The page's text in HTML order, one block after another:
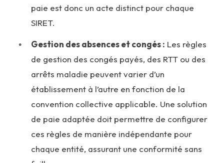
paie est donc un acte distinct pour chaque
SIRET.
Gestion des absences et congés : Les règles
de gestion des congés payés, des RTT ou des
arrêts maladie peuvent varier d’un
établissement à l’autre en fonction de la
convention collective applicable. Une solution
de paie adaptée doit permettre de configurer
ces règles de manière indépendante pour
chaque entité, assurant une conformité sans